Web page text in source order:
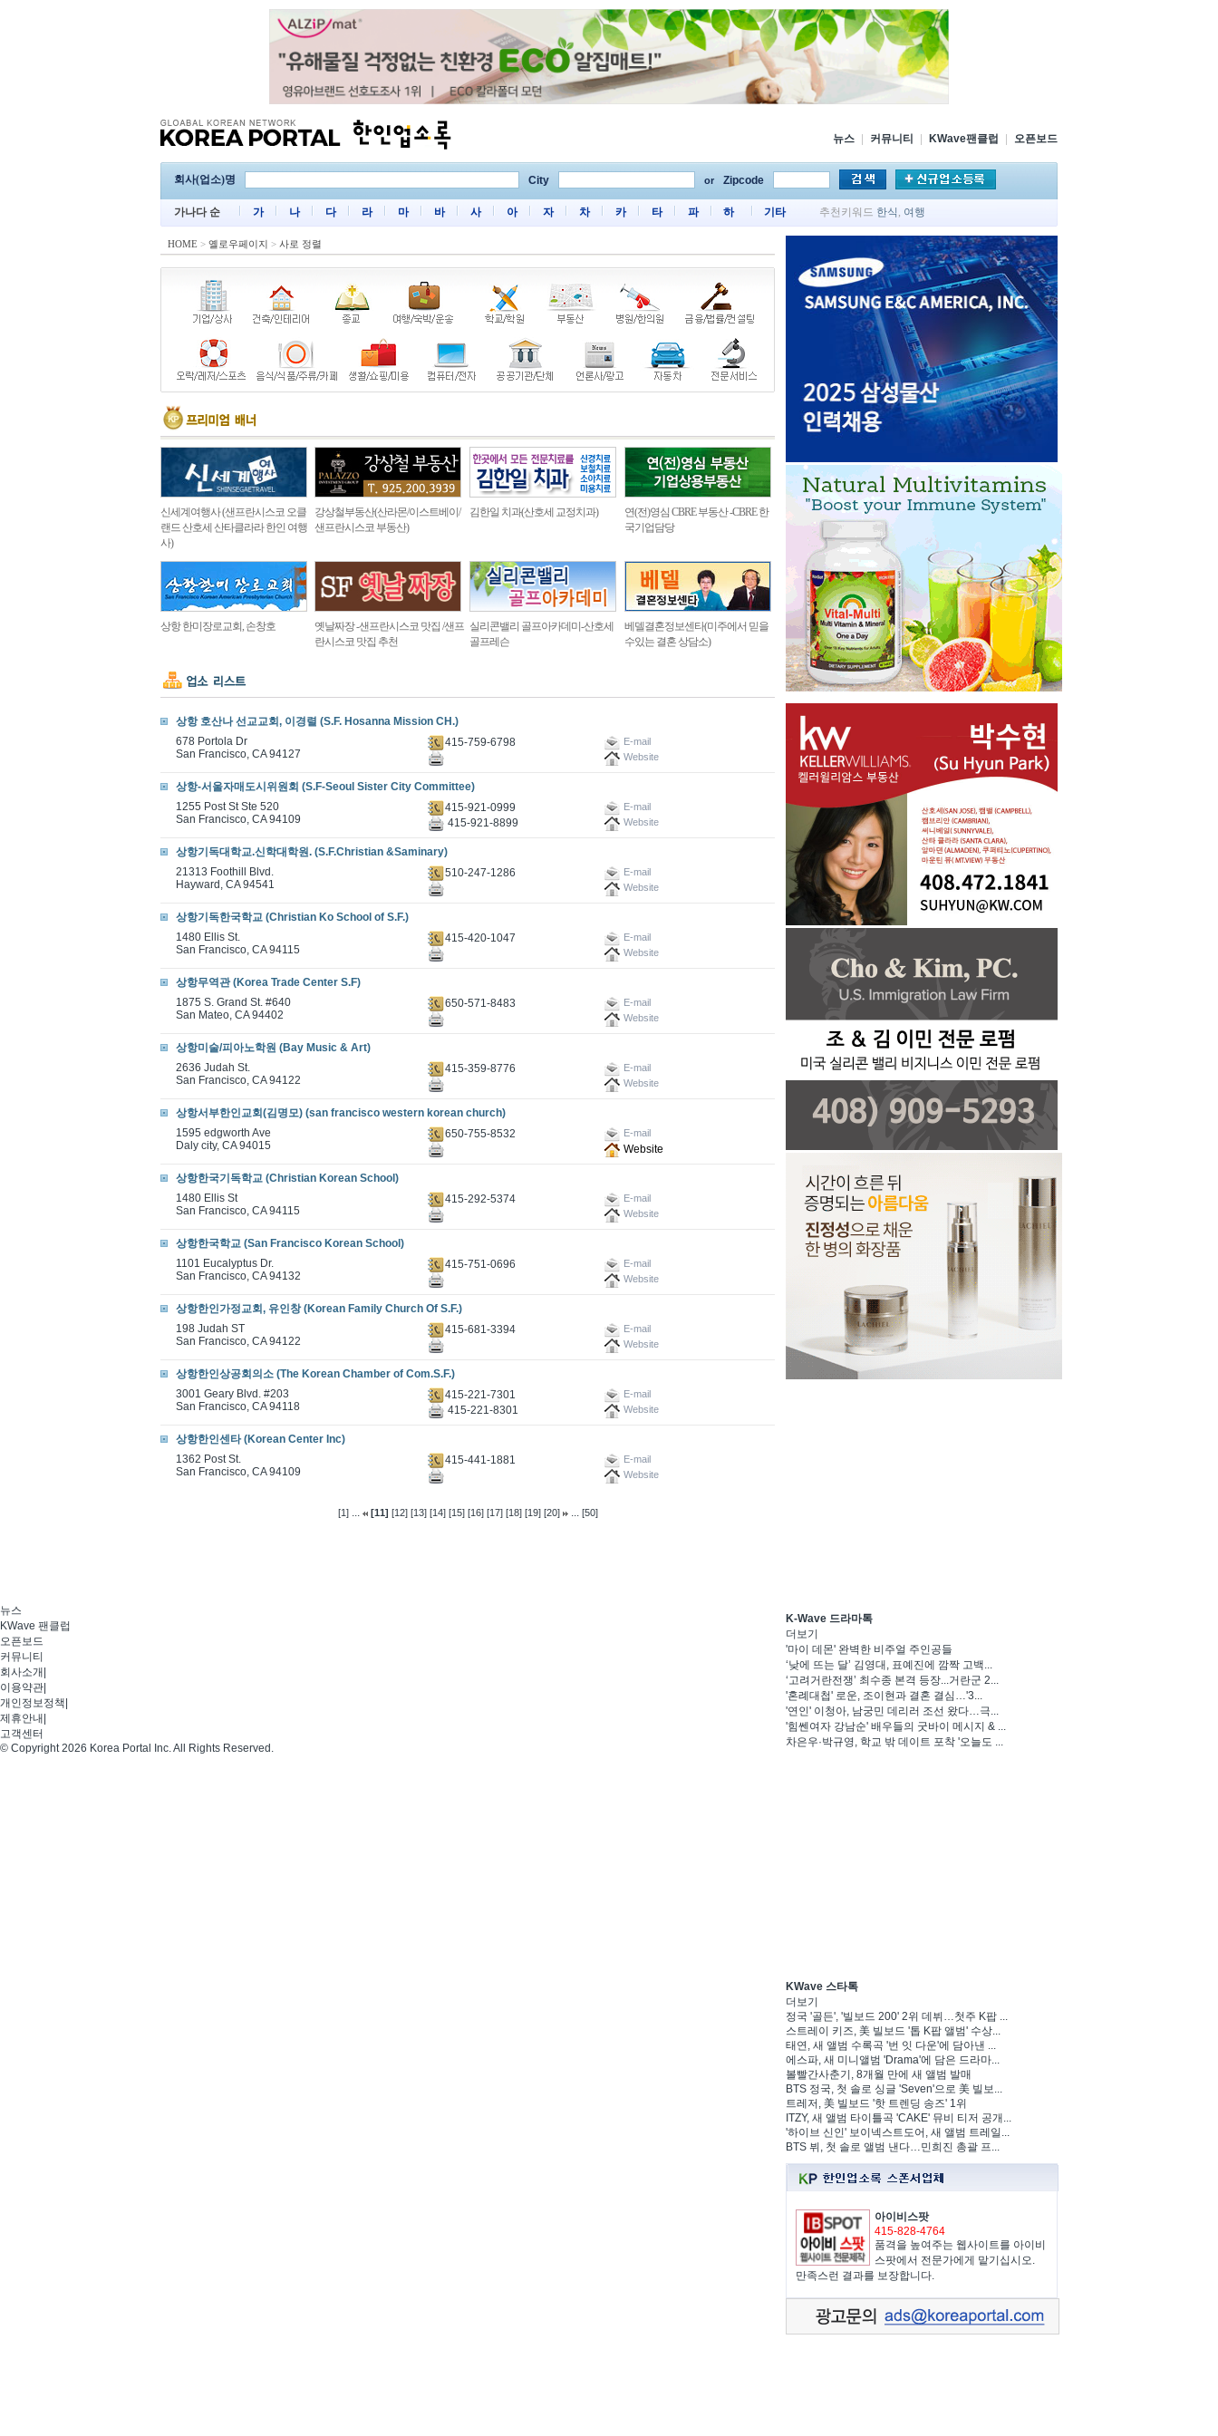
뉴스 커뮤니티 KWave팬클럽 오픈보드
회사(업소)명 City or Zipcode
가나다 순 가 나 다 라 마 바 사 아 자 차 카 타 파 하 기타 추천키워드 한식 , 여행
HOME > 옐로우페이지 > 사로 정렬
신세계여행사 (샌프란시스코 오클
랜드 산호세 산타클라라 한인 여행
사)
강상철부동산(산라몬/이스트베이/
샌프란시스코 부동산)
김한일 치과(산호세 교정치과)
연(전)영심 CBRE 부동산 -CBRE 한
국기업담당
상항 한미장로교회, 손창호
옛날짜장 -샌프란시스코 맛집 /샌프
란시스코 맛집 추천
실리콘밸리 골프아카데미-산호세
골프레슨
베델결혼정보센타(미주에서 믿을
수있는 결혼 상담소)
상항 호산나 선교교회, 이경렬 (S.F. Hosanna Mission CH.)
678 Portola Dr
San Francisco, CA 94127
415-759-6798
E-mail
Website
상항-서울자매도시위원회 (S.F-Seoul Sister City Committee)
1255 Post St Ste 520
San Francisco, CA 94109
415-921-0999 E-mail
415-921-8899 Website
상항기독대학교.신학대학원. (S.F.Christian &Saminary)
21313 Foothill Blvd.
Hayward, CA 94541
510-247-1286
E-mail
Website
상항기독한국학교 (Christian Ko School of S.F.)
1480 Ellis St.
San Francisco, CA 94115
415-420-1047
E-mail
Website
상항무역관 (Korea Trade Center S.F)
1875 S. Grand St. #640
San Mateo, CA 94402
650-571-8483
E-mail
Website
상항미술/피아노학원 (Bay Music & Art)
2636 Judah St.
San Francisco, CA 94122
415-359-8776
E-mail
Website
상항서부한인교회(김명모) (san francisco western korean church)
1595 edgworth Ave
Daly city, CA 94015
650-755-8532 E-mail
Website
상항한국기독학교 (Christian Korean School)
1480 Ellis St
San Francisco, CA 94115
415-292-5374
E-mail
Website
상항한국학교 (San Francisco Korean School)
1101 Eucalyptus Dr.
San Francisco, CA 94132
415-751-0696
E-mail
Website
상항한인가정교회, 유인창 (Korean Family Church Of S.F.)
198 Judah ST
San Francisco, CA 94122
415-681-3394
E-mail
Website
상항한인상공회의소 (The Korean Chamber of Com.S.F.)
3001 Geary Blvd. #203
San Francisco, CA 94118
415-221-7301 E-mail
415-221-8301 Website
상항한인센타 (Korean Center Inc)
1362 Post St.
San Francisco, CA 94109
415-441-1881
E-mail
Website
[1]... [11] [12] [13] [14] [15] [16] [17] [18] [19] [20] ... [50]
K-Wave 드라마톡
더보기
'마이 데몬' 완벽한 비주얼 주인공들
‘낮에 뜨는 달’ 김영대, 표예진에 깜짝 고백...
‘고려거란전쟁’ 최수종 본격 등장...거란군 2...
'혼례대첩' 로운, 조이현과 결혼 결심…'3...
'연인' 이청아, 남궁민 데리러 조선 왔다…극...
'힘쎈여자 강남순' 배우들의 굿바이 메시지 & ...
차은우·박규영, 학교 밖 데이트 포착 '오늘도 ...
KWave 스타톡
더보기
정국 '골든', '빌보드 200' 2위 데뷔…첫주 K팝 ...
스트레이 키즈, 美 빌보드 '톱 K팝 앨범' 수상...
태연, 새 앨범 수록곡 '번 잇 다운'에 담아낸 ...
에스파, 새 미니앨범 'Drama'에 담은 드라마...
볼빨간사춘기, 8개월 만에 새 앨범 발매
BTS 정국, 첫 솔로 싱글 'Seven'으로 美 빌보...
트레저, 美 빌보드 '핫 트렌딩 송즈' 1위
ITZY, 새 앨범 타이틀곡 'CAKE' 뮤비 티저 공개...
'하이브 신인' 보이넥스트도어, 새 앨범 트레일...
BTS 뷔, 첫 솔로 앨범 낸다…민희진 총괄 프...
아이비스팟
415-828-4764
품격을 높여주는 웹사이트를 아이비
스팟에서 전문가에게 맡기십시오.
만족스런 결과를 보장합니다.
뉴스
KWave 팬클럽
오픈보드
커뮤니티
회사소개
이용약관
개인정보정책
제휴안내
고객센터
© Copyright 2026 Korea Portal Inc. All Rights Reserved.